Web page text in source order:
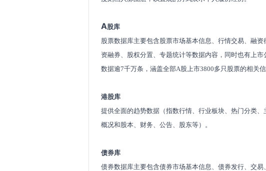
A股库
股票数据库主要包含股票市场基本信息、行情交易、融
资融券、股权分置、专题统计等数据内容，同时也有上
数据逾7千万条，涵盖全部A股上市3800多只股票的相关信
港股库
提供全面的趋势数据（指数行情、行业板块、热门分类、
概况和股本、财务、公告、股东等）。
债券库
债券数据库主要包含债券市场基本信息、债券发行、交